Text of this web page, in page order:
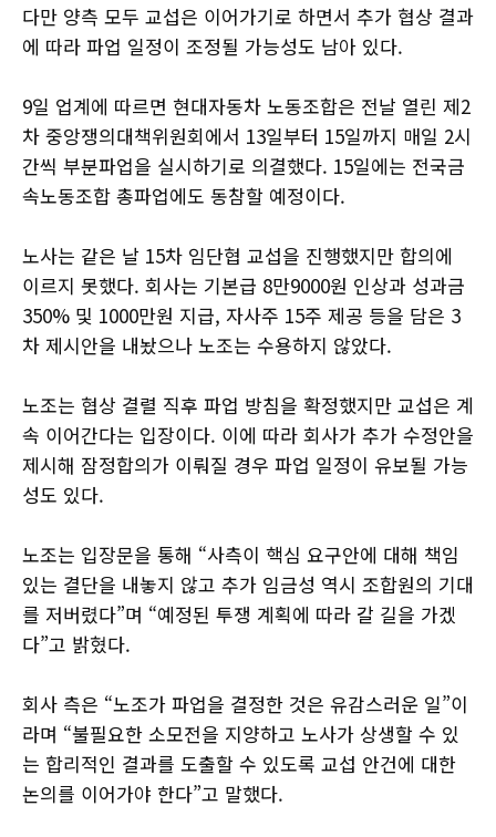
다만 양측 모두 교섭은 이어가기로 하면서 추가 협상 결과
에 따라 파업 일정이 조정될 가능성도 남아 있다.
9일 업계에 따르면 현대자동차 노동조합은 전날 열린 제2
차 중앙쟁의대책위원회에서 13일부터 15일까지 매일 2시
간씩 부분파업을 실시하기로 의결했다. 15일에는 전국금
속노동조합 총파업에도 동참할 예정이다.
노사는 같은 날 15차 임단협 교섭을 진행했지만 합의에
이르지 못했다. 회사는 기본급 8만9000원 인상과 성과금
350% 및 1000만원 지급, 자사주 15주 제공 등을 담은 3
차 제시안을 내놨으나 노조는 수용하지 않았다.
노조는 협상 결렬 직후 파업 방침을 확정했지만 교섭은 계
속 이어간다는 입장이다. 이에 따라 회사가 추가 수정안을
제시해 잠정합의가 이뤄질 경우 파업 일정이 유보될 가능
성도 있다.
노조는 입장문을 통해 “사측이 핵심 요구안에 대해 책임
있는 결단을 내놓지 않고 추가 임금성 역시 조합원의 기대
를 저버렸다”며 “예정된 투쟁 계획에 따라 갈 길을 가겠
다”고 밝혔다.
회사 측은 “노조가 파업을 결정한 것은 유감스러운 일”이
라며 “불필요한 소모전을 지양하고 노사가 상생할 수 있
는 합리적인 결과를 도출할 수 있도록 교섭 안건에 대한
논의를 이어가야 한다”고 말했다.